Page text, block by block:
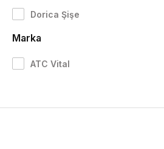
Dorica Şişe
Marka
ATC Vital